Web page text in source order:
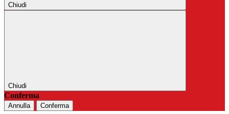
Chiudi
Chiudi
Conferma
Annulla Conferma